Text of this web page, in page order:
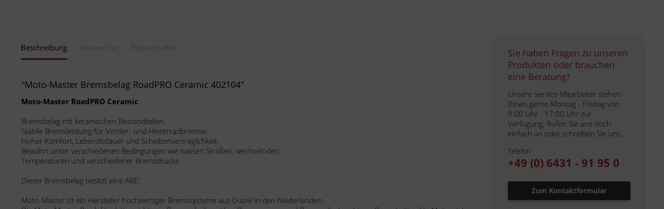
Beschreibung
"Moto-Master Bremsbelag RoadPRO Ceramic 402104"
Moto-Master RoadPRO Ceramic
Bremsbelag mit keramischen Bestandteilen.
Stabile Bremsleistung für Vorder- und Hinterradbremse.
Hoher Komfort, Lebendsdauer und Scheibenverträglichkeit.
Bewährt unter verschiedenen Bedingungen wie nassen Straßen, wechselnden
Temperaturen und verschiedener Bremsdrücke.
Dieser Bremsbelag besitzt eine ABE!
Moto-Master ist ein Hersteller hochwertiger Bremssysteme aus Duizel in den Niederlanden.
Sie haben Fragen zu unseren
Produkten oder brauchen
eine Beratung?
Unsere Service-Mitarbeiter stehen
Ihnen gerne Montag - Freitag von
9:00 Uhr - 17:00 Uhr zur
Verfügung. Rufen Sie uns doch
einfach an oder schreiben Sie uns.
Telefon
+49 (0) 6431 - 91 95 0
Zum Kontaktformular